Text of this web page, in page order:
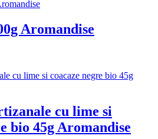
Aromandise
cu lime si
bio 45g Aromandise